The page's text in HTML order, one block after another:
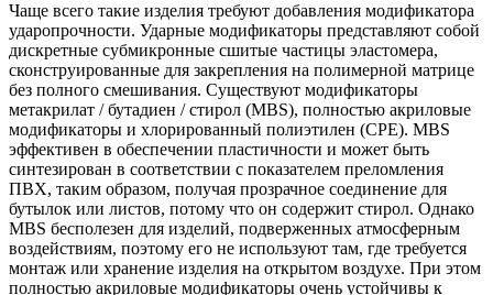
Чаще всего такие изделия требуют добавления модификатора
ударопрочности. Ударные модификаторы представляют собой
дискретные субмикронные сшитые частицы эластомера,
сконструированные для закрепления на полимерной матрице
без полного смешивания. Существуют модификаторы
метакрилат / бутадиен / стирол (MBS), полностью акриловые
модификаторы и хлорированный полиэтилен (CPE). MBS
эффективен в обеспечении пластичности и может быть
синтезирован в соответствии с показателем преломления
ПВХ, таким образом, получая прозрачное соединение для
бутылок или листов, потому что он содержит стирол. Однако
MBS бесполезен для изделий, подверженных атмосферным
воздействиям, поэтому его не используют там, где требуется
монтаж или хранение изделия на открытом воздухе. При этом
полностью акриловые модификаторы очень устойчивы к